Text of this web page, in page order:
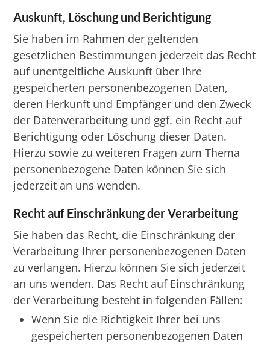
Auskunft, Löschung und Berichtigung
Sie haben im Rahmen der geltenden
gesetzlichen Bestimmungen jederzeit das Recht
auf unentgeltliche Auskunft über Ihre
gespeicherten personenbezogenen Daten,
deren Herkunft und Empfänger und den Zweck
der Datenverarbeitung und ggf. ein Recht auf
Berichtigung oder Löschung dieser Daten.
Hierzu sowie zu weiteren Fragen zum Thema
personenbezogene Daten können Sie sich
jederzeit an uns wenden.
Recht auf Einschränkung der Verarbeitung
Sie haben das Recht, die Einschränkung der
Verarbeitung Ihrer personenbezogenen Daten
zu verlangen. Hierzu können Sie sich jederzeit
an uns wenden. Das Recht auf Einschränkung
der Verarbeitung besteht in folgenden Fällen:
Wenn Sie die Richtigkeit Ihrer bei uns
gespeicherten personenbezogenen Daten